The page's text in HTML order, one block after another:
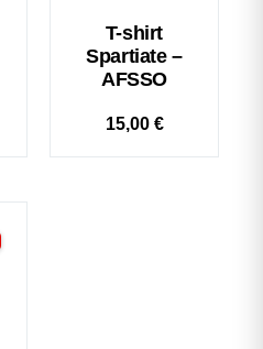
T-shirt
Spartiate –
AFSSO
15,00 €